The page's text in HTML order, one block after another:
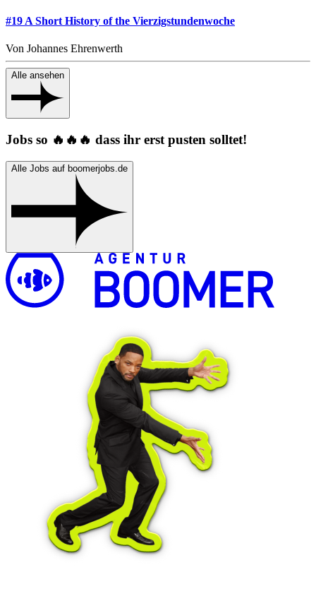
#19 A Short History of the Vierzigstundenwoche
Von Johannes Ehrenwerth
Alle ansehen
Jobs so 🔥🔥🔥 dass ihr erst pusten solltet!
Alle Jobs auf boomerjobs.de